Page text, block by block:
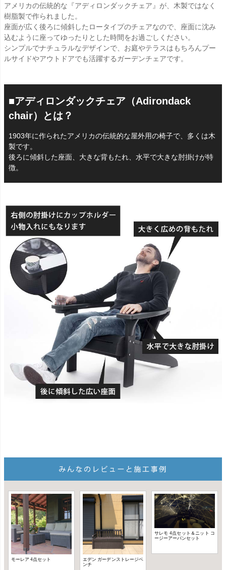
アメリカの伝統的な『アディロンダックチェア』が、木製ではなく
樹脂製で作られました。
座面が広く後ろに傾斜したロータイプのチェアなので、座面に沈み
込むように座ってゆったりとした時間をお過ごしください。
シンプルでナチュラルなデザインで、お庭やテラスはもちろんプー
ルサイドやアウトドアでも活躍するガーデンチェアです。
■アディロンダックチェア（Adirondack
chair）とは？
1903年に作られたアメリカの伝統的な屋外用の椅子で、多くは木
製です。
後ろに傾斜した座面、大きな背もたれ、水平で大きな肘掛けが特
徴。